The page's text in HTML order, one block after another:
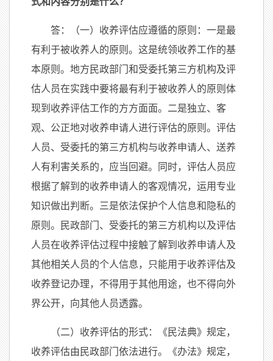
答：（一）收养评估应遵循的原则：一是最
有利于被收养人的原则。这是统领收养工作的基
本原则。地方民政部门和受委托第三方机构及评
估人员在实践中要将最有利于被收养人的原则体
现到收养评估工作的方方面面。二是独立、客
观、公正地对收养申请人进行评估的原则。评估
人员、受委托的第三方机构与收养申请人、送养
人有利害关系的，应当回避。同时，评估人员应
根据了解到的收养申请人的客观情况，运用专业
知识做出判断。三是依法保护个人信息和隐私的
原则。民政部门、受委托的第三方机构以及评估
人员在收养评估过程中接触了解到收养申请人及
其他相关人员的个人信息，只能用于收养评估及
收养登记办理，不得用于其他用途，也不得向外
界公开，向其他人员透露。
（二）收养评估的形式：《民法典》规定，
收养评估由民政部门依法进行。《办法》规定，